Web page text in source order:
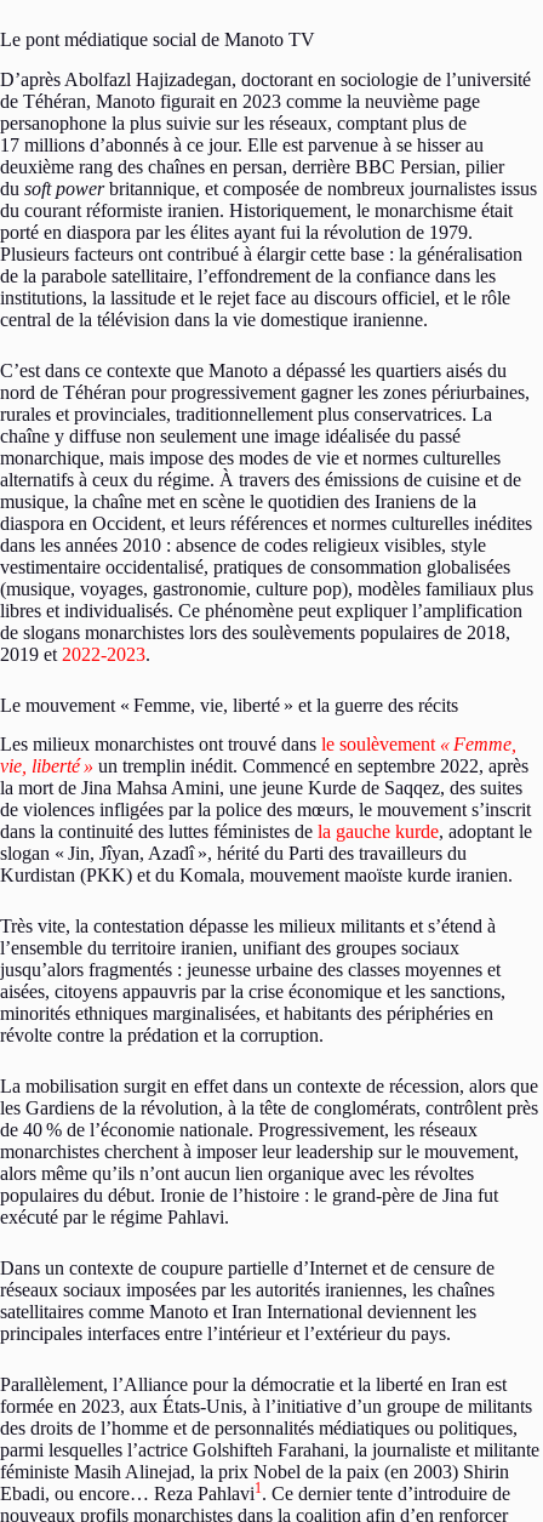
Le pont médiatique social de Manoto TV
D’après Abolfazl Hajizadegan, doctorant en sociologie de l’université
de Téhéran, Manoto figurait en 2023 comme la neuvième page
persanophone la plus suivie sur les réseaux, comptant plus de
17 millions d’abonnés à ce jour. Elle est parvenue à se hisser au
deuxième rang des chaînes en persan, derrière BBC Persian, pilier
du soft powerbritannique, et composée de nombreux journalistes issus
du courant réformiste iranien. Historiquement, le monarchisme était
porté en diaspora par les élites ayant fui la révolution de 1979.
Plusieurs facteurs ont contribué à élargir cette base : la généralisation
de la parabole satellitaire, l’effondrement de la confiance dans les
institutions, la lassitude et le rejet face au discours officiel, et le rôle
central de la télévision dans la vie domestique iranienne.
C’est dans ce contexte que Manoto a dépassé les quartiers aisés du
nord de Téhéran pour progressivement gagner les zones périurbaines,
rurales et provinciales, traditionnellement plus conservatrices. La
chaîne y diffuse non seulement une image idéalisée du passé
monarchique, mais impose des modes de vie et normes culturelles
alternatifs à ceux du régime. À travers des émissions de cuisine et de
musique, la chaîne met en scène le quotidien des Iraniens de la
diaspora en Occident, et leurs références et normes culturelles inédites
dans les années 2010 : absence de codes religieux visibles, style
vestimentaire occidentalisé, pratiques de consommation globalisées
(musique, voyages, gastronomie, culture pop), modèles familiaux plus
libres et individualisés. Ce phénomène peut expliquer l’amplification
de slogans monarchistes lors des soulèvements populaires de 2018,
2019 et 2022-2023.
Le mouvement « Femme, vie, liberté » et la guerre des récits
Les milieux monarchistes ont trouvé dans le soulèvement « Femme,
vie, liberté » un tremplin inédit. Commencé en septembre 2022, après
la mort de Jina Mahsa Amini, une jeune Kurde de Saqqez, des suites
de violences infligées par la police des mœurs, le mouvement s’inscrit
dans la continuité des luttes féministes de la gauche kurde, adoptant le
slogan « Jin, Jîyan, Azadî », hérité du Parti des travailleurs du
Kurdistan (PKK) et du Komala, mouvement maoïste kurde iranien.
Très vite, la contestation dépasse les milieux militants et s’étend à
l’ensemble du territoire iranien, unifiant des groupes sociaux
jusqu’alors fragmentés : jeunesse urbaine des classes moyennes et
aisées, citoyens appauvris par la crise économique et les sanctions,
minorités ethniques marginalisées, et habitants des périphéries en
révolte contre la prédation et la corruption.
La mobilisation surgit en effet dans un contexte de récession, alors que
les Gardiens de la révolution, à la tête de conglomérats, contrôlent près
de 40% de l’économie nationale. Progressivement, les réseaux
monarchistes cherchent à imposer leur leadership sur le mouvement,
alors même qu’ils n’ont aucun lien organique avec les révoltes
populaires du début. Ironie de l’histoire : le grand-père de Jina fut
exécuté par le régime Pahlavi.
Dans un contexte de coupure partielle d’Internet et de censure de
réseaux sociaux imposées par les autorités iraniennes, les chaînes
satellitaires comme Manoto et Iran International deviennent les
principales interfaces entre l’intérieur et l’extérieur du pays.
Parallèlement, l’Alliance pour la démocratie et la liberté en Iran est
formée en 2023, aux États-Unis, à l’initiative d’un groupe de militants
des droits de l’homme et de personnalités médiatiques ou politiques,
parmi lesquelles l’actrice Golshifteh Farahani, la journaliste et militante
féministe Masih Alinejad, la prix Nobel de la paix (en 2003) Shirin
Ebadi, ou encore… Reza Pahlavi1. Ce dernier tente d’introduire de
nouveaux profils monarchistes dans la coalition afin d’en renforcer